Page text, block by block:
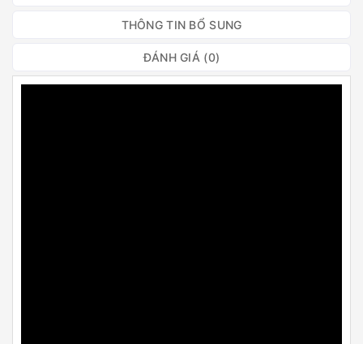
THÔNG TIN BỔ SUNG
ĐÁNH GIÁ (0)